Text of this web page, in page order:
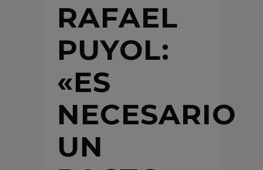
RAFAEL
PUYOL:
«ES
NECESARIO
UN